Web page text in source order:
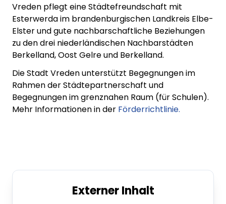
Vreden pflegt eine Städtefreundschaft mit
Esterwerda im brandenburgischen Landkreis Elbe-
Elster und gute nachbarschaftliche Beziehungen
zu den drei niederländischen Nachbarstädten
Berkelland, Oost Gelre und Berkelland.
Die Stadt Vreden unterstützt Begegnungen im
Rahmen der Städtepartnerschaft und
Begegnungen im grenznahen Raum (für Schulen).
Mehr Informationen in der Förderrichtlinie.
Externer Inhalt